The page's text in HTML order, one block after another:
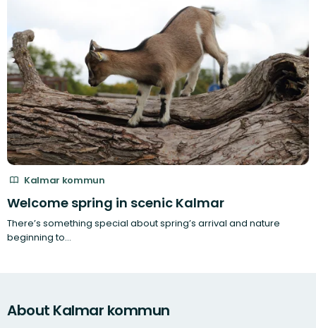
Kalmar kommun
Welcome spring in scenic Kalmar
There’s something special about spring’s arrival and nature
beginning to…
About Kalmar kommun